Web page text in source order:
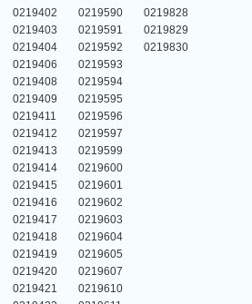
0219402 0219590
0219828
0219403 0219591
0219829
0219404 0219592
0219830
0219406
0219593
0219408
0219594
0219409
0219595
0219411
0219596
0219412
0219597
0219413
0219599
0219414
0219600
0219415
0219601
0219416
0219602
0219417
0219603
0219418
0219604
0219419
0219605
0219420
0219607
0219421
0219610